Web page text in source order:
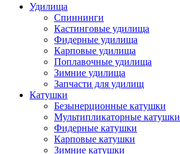
Удилища
Спиннинги
Кастинговые удилища
Фидерные удилища
Карповые удилища
Поплавочные удилища
Зимние удилища
Запчасти для удилищ
Катушки
Безынерционные катушки
Мультипликаторные катушки
Фидерные катушки
Карповые катушки
Зимние катушки